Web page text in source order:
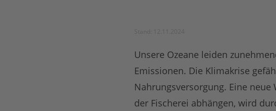
Unsere Ozeane leiden
Emissionen. Die Klimakrise
Nahrungsversorgung. Eine
der Fischerei abhängen, wird